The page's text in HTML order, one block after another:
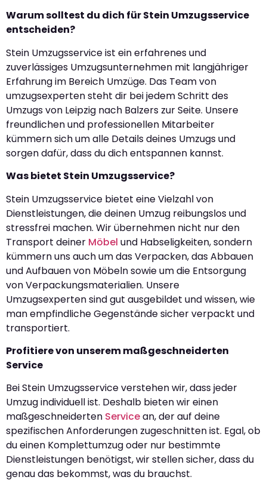
Warum solltest du dich für Stein Umzugsservice
entscheiden?
Stein Umzugsservice ist ein erfahrenes und
zuverlässiges Umzugsunternehmen mit langjähriger
Erfahrung im Bereich Umzüge. Das Team von
umzugsexperten steht dir bei jedem Schritt des
Umzugs von Leipzig nach Balzers zur Seite. Unsere
freundlichen und professionellen Mitarbeiter
kümmern sich um alle Details deines Umzugs und
sorgen dafür, dass du dich entspannen kannst.
Was bietet Stein Umzugsservice?
Stein Umzugsservice bietet eine Vielzahl von
Dienstleistungen, die deinen Umzug reibungslos und
stressfrei machen. Wir übernehmen nicht nur den
Transport deiner Möbel und Habseligkeiten, sondern
kümmern uns auch um das Verpacken, das Abbauen
und Aufbauen von Möbeln sowie um die Entsorgung
von Verpackungsmaterialien. Unsere
Umzugsexperten sind gut ausgebildet und wissen, wie
man empfindliche Gegenstände sicher verpackt und
transportiert.
Profitiere von unserem maßgeschneiderten
Service
Bei Stein Umzugsservice verstehen wir, dass jeder
Umzug individuell ist. Deshalb bieten wir einen
maßgeschneiderten Servicean, der auf deine
spezifischen Anforderungen zugeschnitten ist. Egal, ob
du einen Komplettumzug oder nur bestimmte
Dienstleistungen benötigst, wir stellen sicher, dass du
genau das bekommst, was du brauchst.